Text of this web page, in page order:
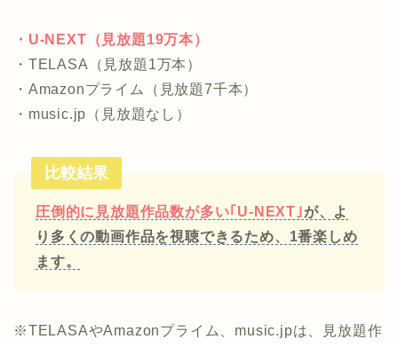
・U-NEXT（見放題19万本）
・TELASA（見放題1万本）
・Amazonプライム（見放題7千本）
・music.jp（見放題なし）
比較結果
圧倒的に見放題作品数が多い｢U-NEXT｣ が、よ
り多くの動画作品を視聴できるため、1番楽しめ
ます。
※TELASAやAmazonプライム、music.jpは、見放題作